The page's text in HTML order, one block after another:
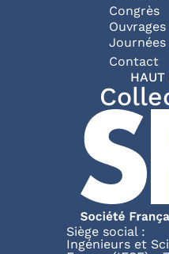
Congrès
Ouvrages
Journées
Pied de
Contact
HAUT
Siège social :
Ingénieurs et